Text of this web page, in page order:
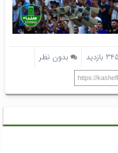
بدون نظر
https://